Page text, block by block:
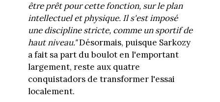
être prêt pour cette fonction, sur le plan
intellectuel et physique. Il s'est imposé
une discipline stricte, comme un sportif de
haut niveau."Désormais, puisque Sarkozy
a fait sa part du boulot en l'emportant
largement, reste aux quatre
conquistadors de transformer l'essai
localement.